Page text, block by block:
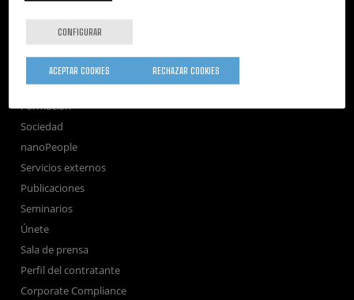
Subscribe to our Newsletter
nanoGUNE
Investigación
Transferencia
Formación
Sociedad
nanoPeople
Servicios externos
Publicaciones
Seminarios
Únete
Sala de prensa
Perfil del contratante
Corporate Compliance
CONFIGURAR
RECHAZAR COOKIES
ACEPTAR COOKIES